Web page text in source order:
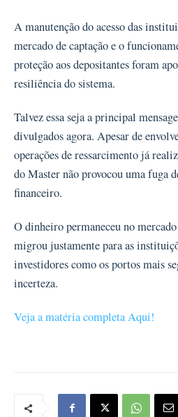
A manutenção do acesso das
mercado de captação e o
proteção aos depositantes foram
resiliência do sistema.
Talvez essa seja a principal
divulgados agora. Apesar de
operações de ressarcimento já
do Master não provocou uma fuga
financeiro.
O dinheiro permaneceu no
migrou justamente para as
investidores como os portos mais
incerteza.
Veja a matéria completa Aqui!